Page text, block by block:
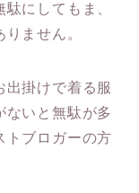
にしてもま、
ません。
出掛けで着る服
ないと無駄が多
トブロガーの方